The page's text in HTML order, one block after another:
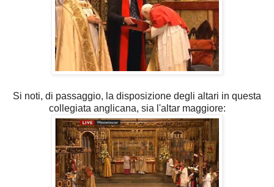
Si noti, di passaggio, la disposizione degli altari in questa
collegiata anglicana, sia l'altar maggiore: